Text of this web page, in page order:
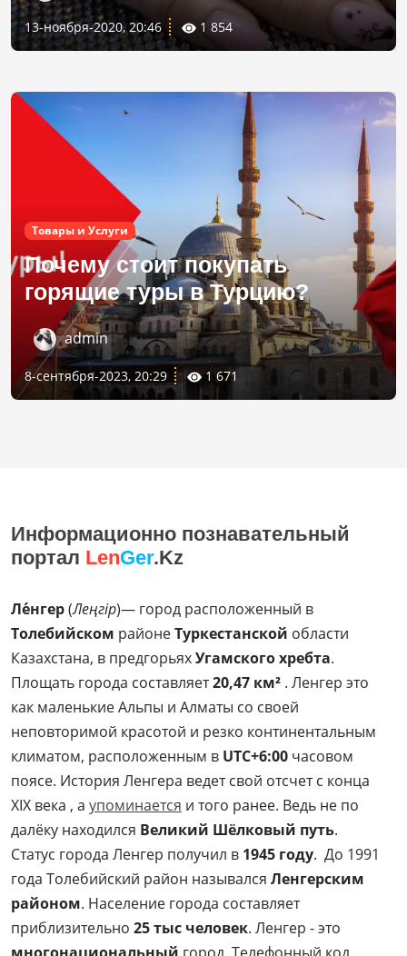
13-ноября-2020, 20:46 1 854
Товары и Услуги
Почему стоит покупать
горящие туры в Турцию?
admin
8-сентября-2023, 20:29 1 671
Информационно познавательный
портал LenGer.Kz
Ле́нгер(Леңгір)— город расположенный в
Толебийском районеТуркестанской области
Казахстана, в предгорьяхУгамского хребта.
Площать города составляет20,47 км² . Ленгер это
как маленькие Альпы и Алматы со своей
неповторимой красотой и резко континентальным
климатом, расположенным в UTC+6:00 часовом
поясе. История Ленгера ведет свой отсчет с конца
XIX века , а упоминается и того ранее. Ведь не по
далёку находился Великий Шёлковый путь.
Статус города Ленгер получил в 1945 году. До 1991
года Толебийский район назывался Ленгерским
районом. Население города составляет
приблизительно 25 тыс человек. Ленгер - это